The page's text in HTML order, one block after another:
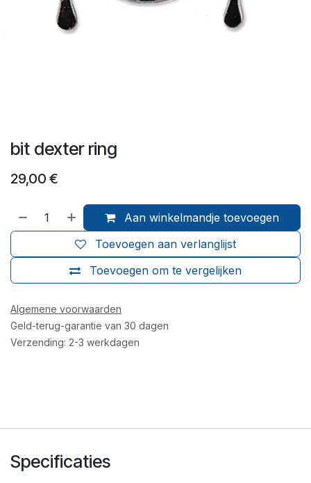
bit dexter ring
29,00 €
Aan winkelmandje toevoegen
Toevoegen om te vergelijken
Toevoegen aan verlanglijst
Algemene voorwaarden
Geld-terug-garantie van 30 dagen
Verzending: 2-3 werkdagen
Specificaties